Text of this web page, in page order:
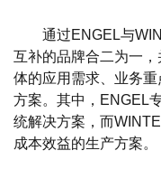
通过ENGEL与
互补的品牌合二为一
体的应用需求、业务
方案。其中，ENGEL
统解决方案，而
成本效益的生产方案。